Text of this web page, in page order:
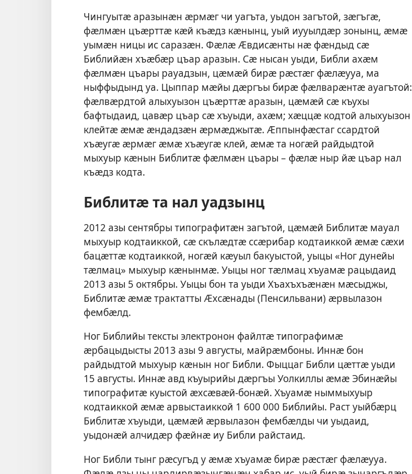
Чингуытӕ аразынӕн ӕрмӕг чи уагъта, уыдон загътой, зӕгъгӕ,
фӕлмӕн цъӕрттӕ кӕй къӕдз кӕнынц, уый иууылдӕр зонынц, ӕмӕ
уымӕн ницы ис саразӕн. Фӕлӕ Ӕвдисӕнты нӕ фӕндыд сӕ
Библийӕн хъӕбӕр цъар аразын. Сӕ нысан уыди, Библи ахӕм
фӕлмӕн цъары рауадзын, цӕмӕй бирӕ рӕстӕг фӕлӕууа, ма
ныффыдынд уа. Цыппар мӕйы дӕргъы бирӕ фӕлварӕнтӕ ауагътой:
фӕлвӕрдтой алыхуызон цъӕрттӕ аразын, цӕмӕй сӕ къухы
бафтыдаид, цавӕр цъар сӕ хъуыди, ахӕм; хӕццӕ кодтой алыхуызон
клейтӕ ӕмӕ ӕндадзӕн ӕрмӕджытӕ. Ӕппынфӕстаг ссардтой
хъӕугӕ ӕрмӕг ӕмӕ хъӕугӕ клей, ӕмӕ та ногӕй райдыдтой
мыхуыр кӕнын Библитӕ фӕлмӕн цъары – фӕлӕ ныр йӕ цъар нал
къӕдз кодта.
Библитӕ та нал уадзынц
2012 азы сентябры типографитӕн загътой, цӕмӕй Библитӕ мауал
мыхуыр кодтаиккой, сӕ скълӕдтӕ ссӕрибар кодтаиккой ӕмӕ сӕхи
бацӕттӕ кодтаиккой, ногӕй кӕуыл бакуыстой, уыцы «Ног дунейы
тӕлмац» мыхуыр кӕнынмӕ. Уыцы ног тӕлмац хъуамӕ рацыдаид
2013 азы 5 октябры. Уыцы бон та уыди Хъахъхъӕнӕн мӕсыджы,
Библитӕ ӕмӕ трактатты Ӕхсӕнады (Пенсильвани) ӕрвылазон
фембӕлд.
Ног Библийы тексты электронон файлтӕ типографимӕ
ӕрбацыдысты 2013 азы 9 августы, майрӕмбоны. Иннӕ бон
райдыдтой мыхуыр кӕнын ног Библи. Фыццаг Библи цӕттӕ уыди
15 августы. Иннӕ авд къуырийы дӕргъы Уолкиллы ӕмӕ Эбинӕйы
типографитӕ куыстой ӕхсӕвӕй-бонӕй. Хъуамӕ ныммыхуыр
кодтаиккой ӕмӕ арвыстаиккой 1 600 000 Библийы. Раст уыйбӕрц
Библитӕ хъуыди, цӕмӕй ӕрвылазон фембӕлды чи уыдаид,
уыдонӕй алчидӕр фӕйнӕ иу Библи райстаид.
Ног Библи тынг рӕсугъд у ӕмӕ хъуамӕ бирӕ рӕстӕг фӕлӕууа.